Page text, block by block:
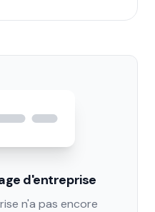
d'entreprise
n'a pas encore